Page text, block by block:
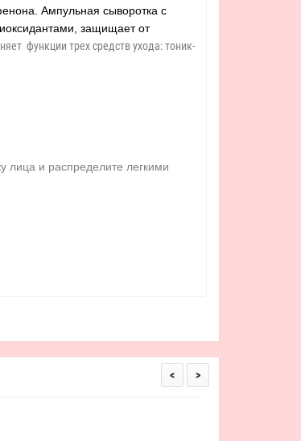
Ампульная сыворотка с
защищает от
функции трех средств ухода: тоник-
лица и распределите легкими
< >